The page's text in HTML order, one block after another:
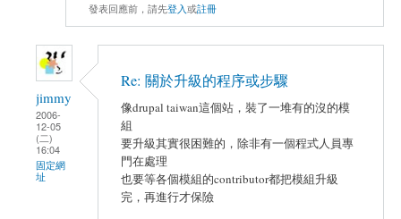
發表回應前，請先登入或註冊
jimmy
2006-
12-05
(二)
16:04
固定網
址
Re: 關於升級的程序或步驟
像drupal taiwan這個站，裝了一堆有的沒的模
組
要升級其實很困難的，除非有一個程式人員專
門在處理
也要等各個模組的contributor都把模組升級
完，再進行才保險